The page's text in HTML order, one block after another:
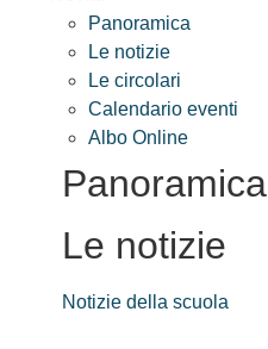
Panoramica
Le notizie
Le circolari
Calendario eventi
Albo Online
Panoramica
Le notizie
Notizie della scuola